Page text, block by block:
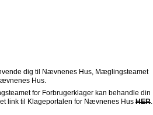
dig til Nævnenes Hus, Mæglingsteamet
Hus.
for Forbrugerklager kan behandle din
link til Klageportalen for Nævnenes Hus HER.